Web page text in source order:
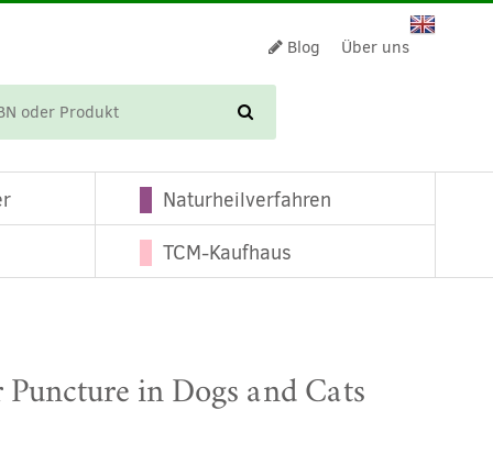
Blog Über uns
Naturheilverfahren
TCM-Kaufhaus
in Dogs and Cats